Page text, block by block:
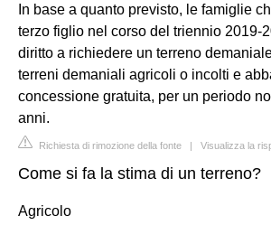
In base a quanto previsto, le famiglie
terzo figlio nel corso del triennio 2019-
diritto a richiedere un terreno
terreni demaniali agricoli o incolti e
concessione gratuita, per un periodo
anni.
Richiesta di rimozione della fonte | Visualizza la
Come si fa la stima di un terreno?
Agricolo